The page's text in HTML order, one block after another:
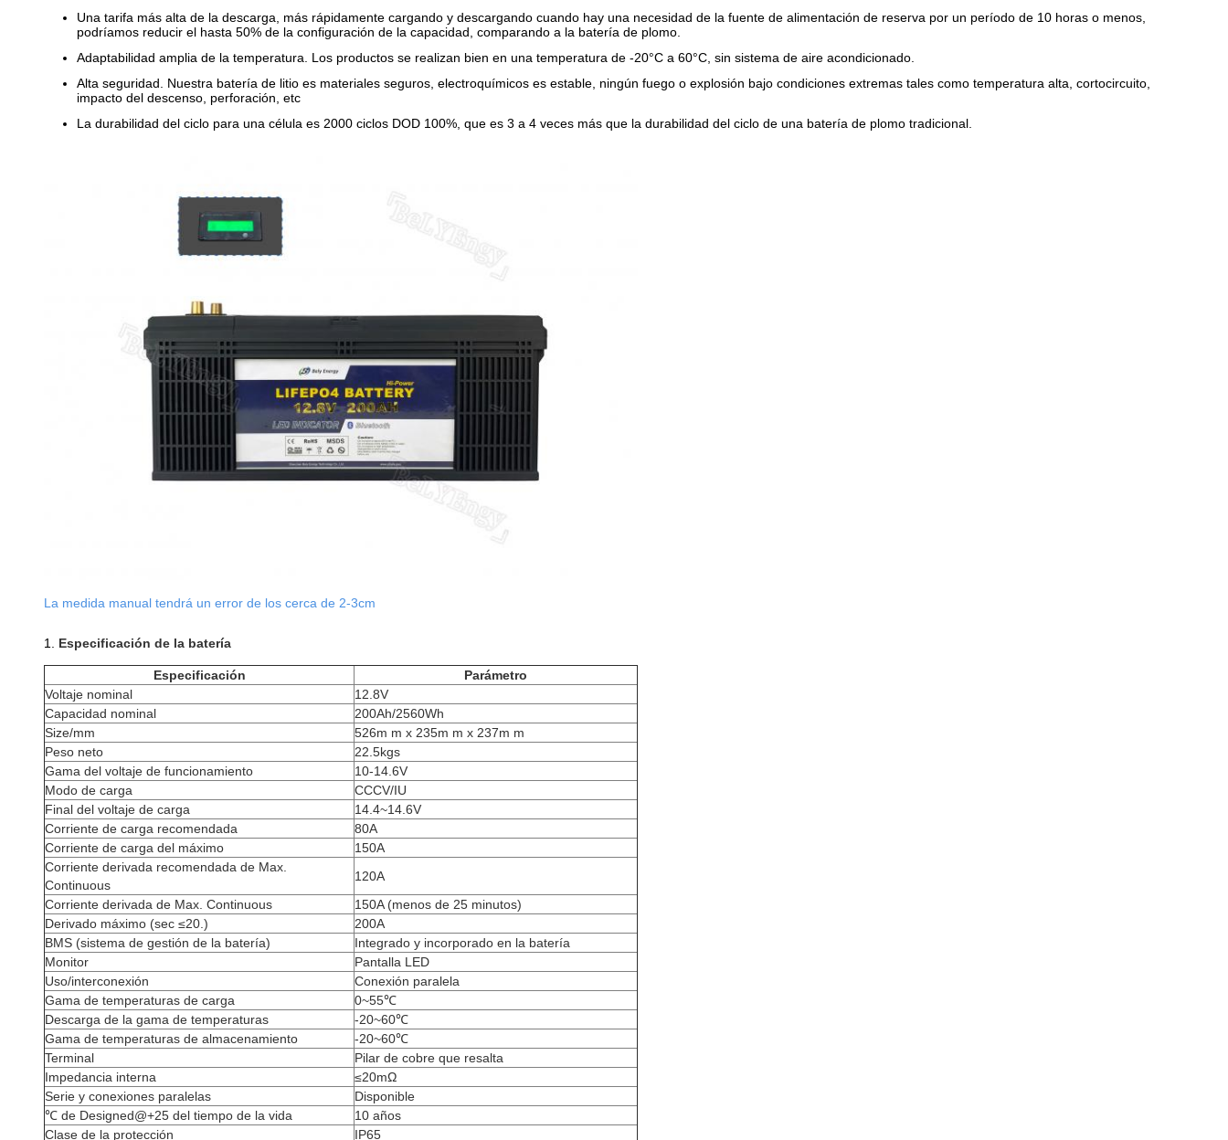
Una tarifa más alta de la descarga, más rápidamente cargando y descargando cuando hay una necesidad de la fuente de alimentación de reserva por un período de 10 horas o menos,
podríamos reducir el hasta 50% de la configuración de la capacidad, comparando a la batería de plomo.
Adaptabilidad amplia de la temperatura. Los productos se realizan bien en una temperatura de -20°C a 60°C, sin sistema de aire acondicionado.
Alta seguridad. Nuestra batería de litio es materiales seguros, electroquímicos es estable, ningún fuego o explosión bajo condiciones extremas tales como temperatura alta, cortocircuito,
impacto del descenso, perforación, etc
La durabilidad del ciclo para una célula es 2000 ciclos DOD 100%, que es 3 a 4 veces más que la durabilidad del ciclo de una batería de plomo tradicional.
La medida manual tendrá un error de los cerca de 2-3cm
1. Especificación de la batería
Especificación
Parámetro
Voltaje nominal
12.8V
Capacidad nominal
200Ah/2560Wh
Size/mm
526m m x 235m m x 237m m
Peso neto
22.5kgs
Gama del voltaje de funcionamiento
10-14.6V
Modo de carga
CCCV/IU
Final del voltaje de carga
14.4~14.6V
Corriente de carga recomendada
80A
Corriente de carga del máximo
150A
Corriente derivada recomendada de Max.
Continuous
120A
Corriente derivada de Max. Continuous
150A (menos de 25 minutos)
Derivado máximo (sec ≤20.)
200A
BMS (sistema de gestión de la batería)
Integrado y incorporado en la batería
Monitor
Pantalla LED
Uso/interconexión
Conexión paralela
Gama de temperaturas de carga
0~55℃
Descarga de la gama de temperaturas
-20~60℃
Gama de temperaturas de almacenamiento
-20~60℃
Terminal
Pilar de cobre que resalta
Impedancia interna
≤20mΩ
Serie y conexiones paralelas
Disponible
℃ de Designed@+25 del tiempo de la vida
10 años
Clase de la protección
IP65